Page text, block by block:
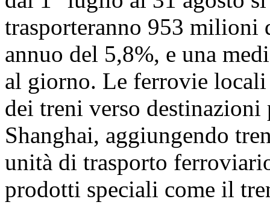
trasporteranno 953 milioni
annuo del 5,8%, e una
al giorno. Le ferrovie locali
dei treni verso
Shanghai, aggiungendo
unità di trasporto
prodotti speciali come il